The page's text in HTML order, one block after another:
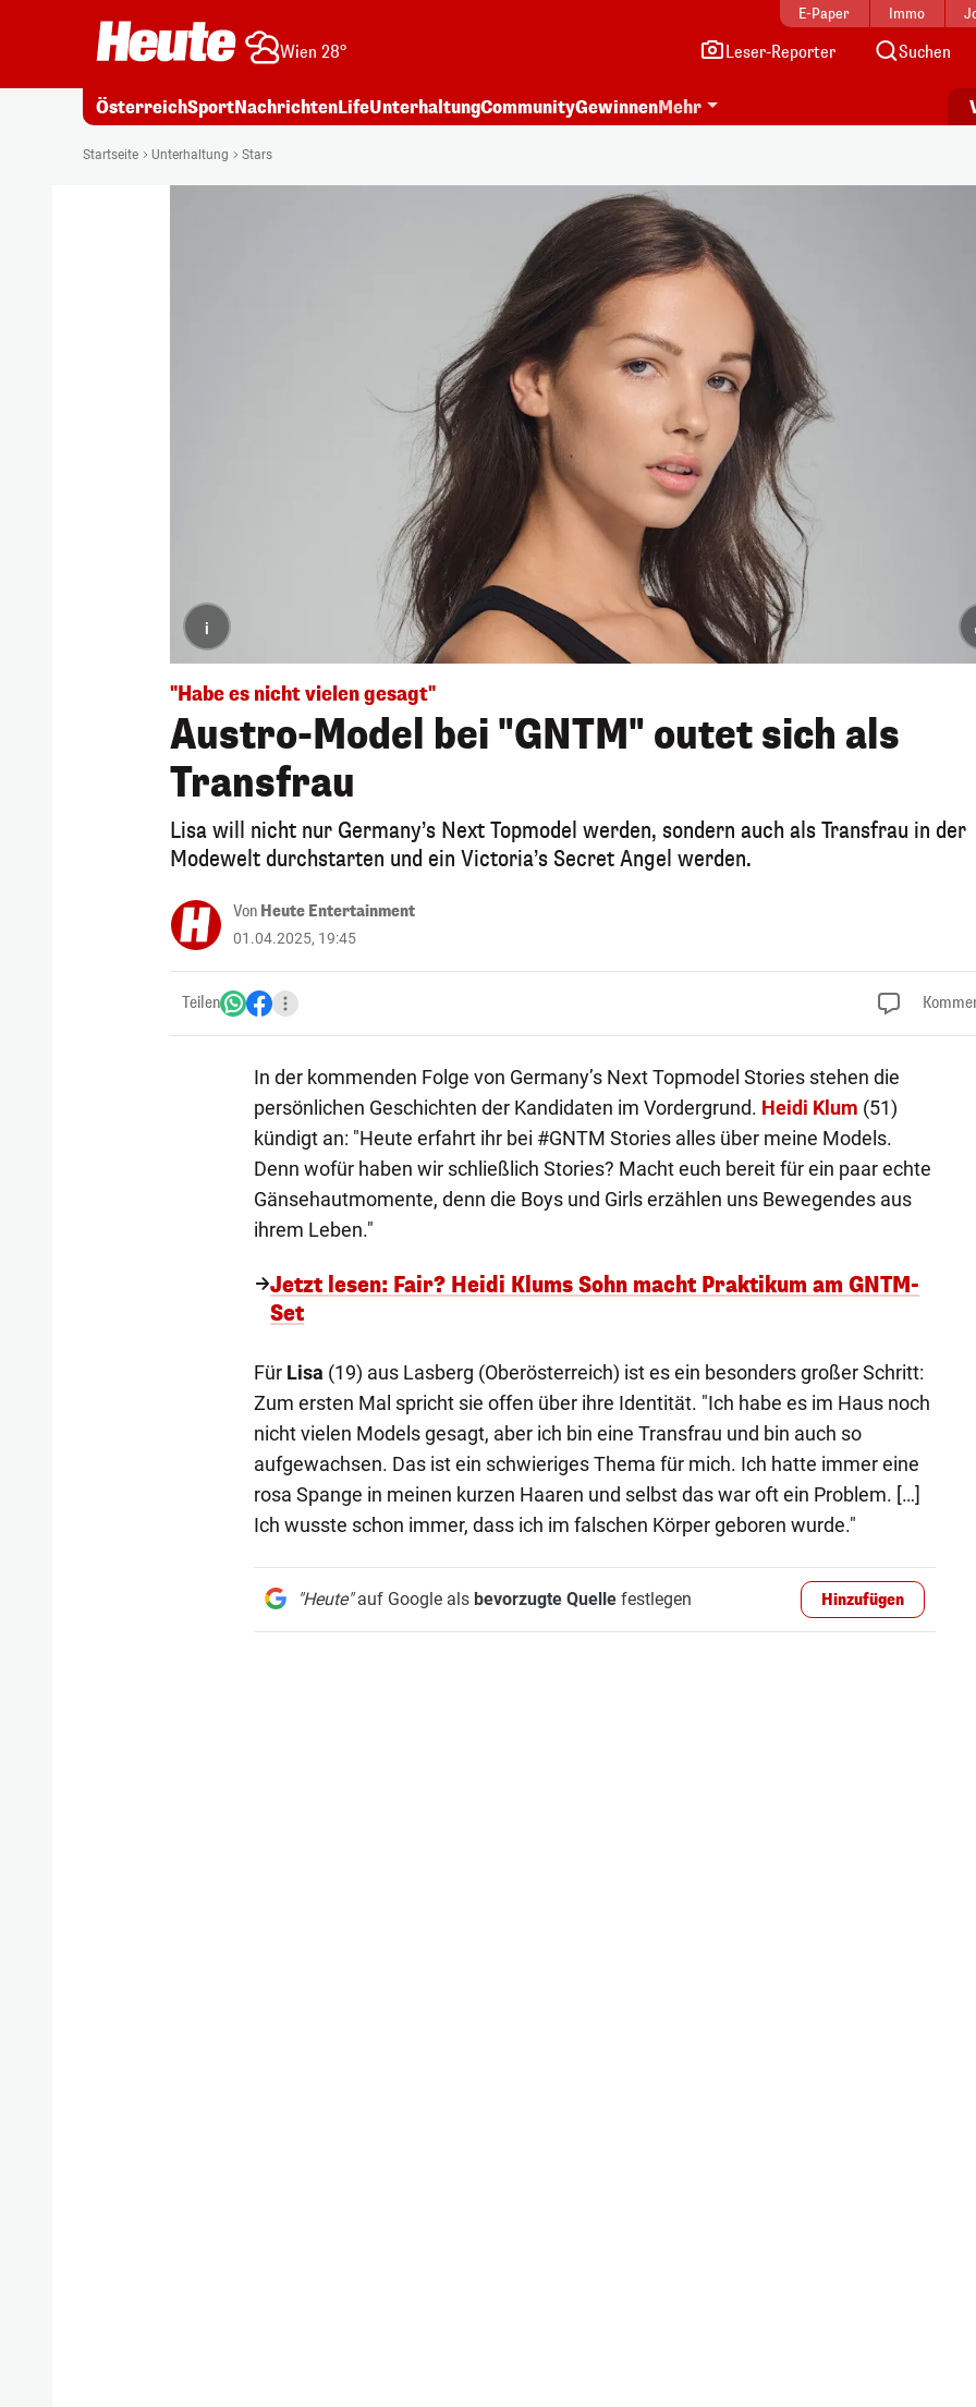
E-Paper Immo
Wien 28° Leser-Reporter Suchen
ÖsterreichSportNachrichtenLifeUnterhaltungCommunityGewinnenMehr
Startseite Unterhaltung Stars
i
"Habe es nicht vielen gesagt"
Austro-Model bei "GNTM" outet sich als
Transfrau
Lisa will nicht nur Germany’s Next Topmodel werden, sondern auch als Transfrau in der
Modewelt durchstarten und ein Victoria’s Secret Angel werden.
Von Heute Entertainment
01.04.2025, 19:45
Teilen
In der kommenden Folge von Germany’s Next Topmodel Stories stehen die
persönlichen Geschichten der Kandidaten im Vordergrund. Heidi Klum (51)
kündigt an: "Heute erfahrt ihr bei #GNTM Stories alles über meine Models.
Denn wofür haben wir schließlich Stories? Macht euch bereit für ein paar echte
Gänsehautmomente, denn die Boys und Girls erzählen uns Bewegendes aus
ihrem Leben."
Jetzt lesen: Fair? Heidi Klums Sohn macht Praktikum am GNTM-
Set
Für Lisa (19) aus Lasberg (Oberösterreich) ist es ein besonders großer Schritt:
Zum ersten Mal spricht sie offen über ihre Identität. "Ich habe es im Haus noch
nicht vielen Models gesagt, aber ich bin eine Transfrau und bin auch so
aufgewachsen. Das ist ein schwieriges Thema für mich. Ich hatte immer eine
rosa Spange in meinen kurzen Haaren und selbst das war oft ein Problem. […]
Ich wusste schon immer, dass ich im falschen Körper geboren wurde."
"Heute"auf Google als bevorzugte Quellefestlegen Hinzufügen